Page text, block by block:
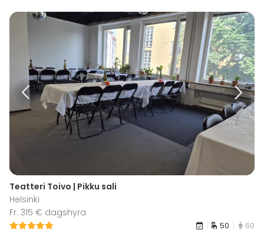
Teatteri Toivo | Pikku sali
Helsinki
Fr. 315 € dagshyra
50 60